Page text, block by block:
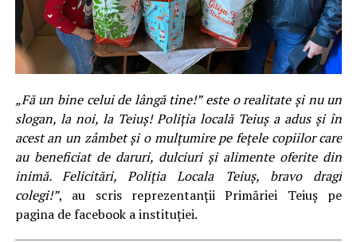
„Fă un bine celui de lângă tine!” este o realitate și nu un
slogan, la noi, la Teiuș! Poliția locală Teiuș a adus și în
acest an un zâmbet și o mulțumire pe fețele copiilor care
au beneficiat de daruri, dulciuri și alimente oferite din
inimă. Felicitări, Poliția Locala Teiuș, bravo dragi
colegi!”, au scris reprezentanții Primăriei Teiuș pe
pagina de facebook a instituției.